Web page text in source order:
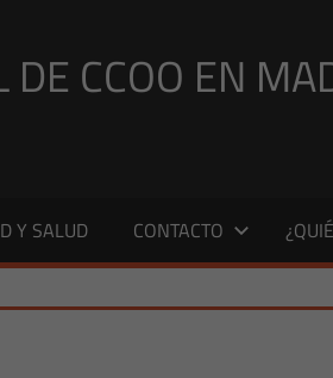
DE CCOO EN
Y SALUD CONTACTO